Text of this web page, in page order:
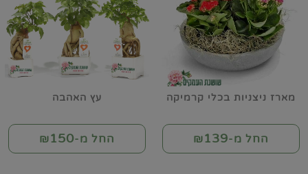
מארז ניצניות בכלי קרמיקה
החל מ-₪139
עץ האהבה
החל מ-₪150